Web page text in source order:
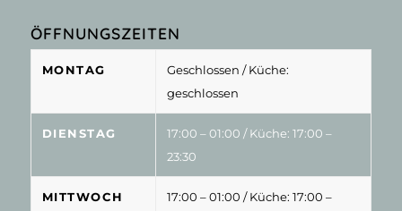
ÖFFNUNGSZEITEN
MONTAG Geschlossen / Küche:
geschlossen
DIENSTAG 17:00 – 01:00 / Küche: 17:00 –
23:30
MITTWOCH 17:00 – 01:00 / Küche: 17:00 –